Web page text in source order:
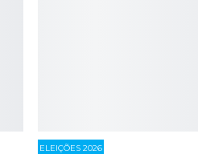
ELEIÇÕES 2026